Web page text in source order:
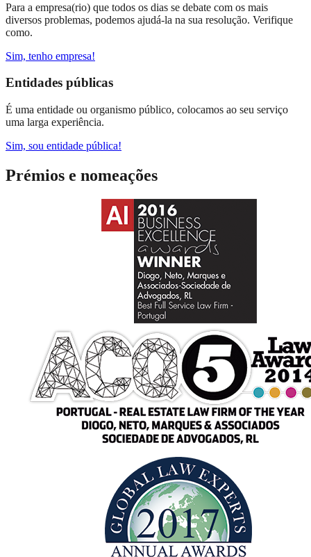
Para a empresa(rio) que todos os dias se debate com os mais
diversos problemas, podemos ajudá-la na sua resolução. Verifique
como.
Sim, tenho empresa!
Entidades públicas
É uma entidade ou organismo público, colocamos ao seu serviço
uma larga experiência.
Sim, sou entidade pública!
Prémios e nomeações